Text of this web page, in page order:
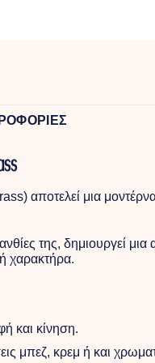
αποτελεί μια μοντέρνα
της, δημιουργεί
χαρακτήρα.
και κίνηση.
μπεζ, κρεμ ή και